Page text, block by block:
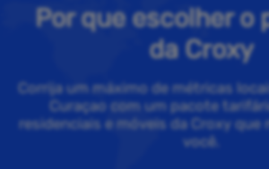
Por que escolher o
da Croxy
Corrija um máximo de métricas
Curaçao com um pacote
residenciais e móveis da Croxy que
você.